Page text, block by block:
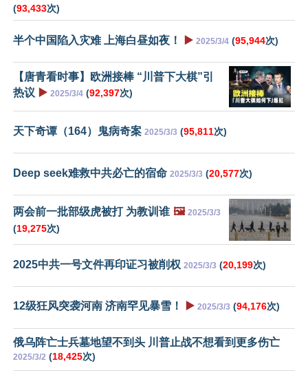
(93,433次)
半个中国陷入灾难 上海白昼如夜！ ▶️ 2025/3/4 (95,944次)
【唐青看时事】欧洲接棒 “川普下大棋”引
热议 ▶️ 2025/3/4 (92,397次)
天下奇谭（164）鬼病奇案 2025/3/3 (95,811次)
Deep seek难救中共必亡的宿命 2025/3/3 (20,577次)
两会前一批部级虎被打 为教训谁 🖼️ 2025/3/3
(19,275次)
2025中共一号文件再印证习被削权 2025/3/3 (20,199次)
12级狂风突袭河南 济南罕见暴雪！ ▶️ 2025/3/3 (94,176次)
俄乌阵亡士兵墓地望不到头 川普止战不想看到更多伤亡
2025/3/2 (18,425次)